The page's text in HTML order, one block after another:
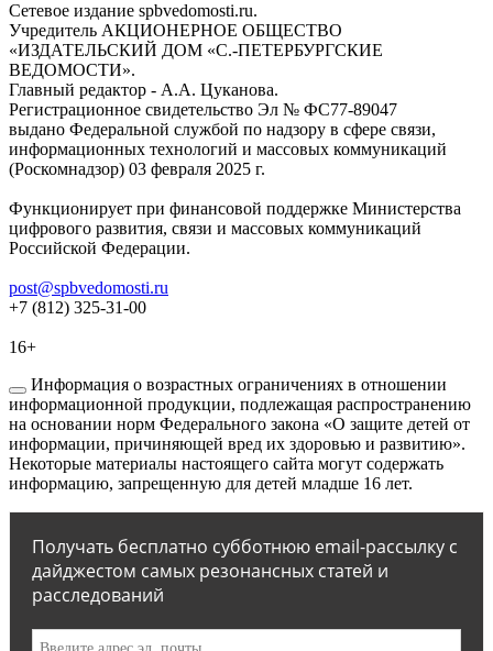
Сетевое издание spbvedomosti.ru.
Учредитель АКЦИОНЕРНОЕ ОБЩЕСТВО
«ИЗДАТЕЛЬСКИЙ ДОМ «С.-ПЕТЕРБУРГСКИЕ
ВЕДОМОСТИ».
Главный редактор - А.А. Цуканова.
Регистрационное свидетельство Эл № ФС77-89047
выдано Федеральной службой по надзору в сфере связи,
информационных технологий и массовых коммуникаций
(Роскомнадзор) 03 февраля 2025 г.
Функционирует при финансовой поддержке Министерства
цифрового развития, связи и массовых коммуникаций
Российской Федерации.
post@spbvedomosti.ru
+7 (812) 325-31-00
16+
Информация о возрастных ограничениях в отношении
информационной продукции, подлежащая распространению
на основании норм Федерального закона «О защите детей от
информации, причиняющей вред их здоровью и развитию».
Некоторые материалы настоящего сайта могут содержать
информацию, запрещенную для детей младше 16 лет.
Получать бесплатно субботнюю email-рассылку с
дайджестом самых резонансных статей и
расследований